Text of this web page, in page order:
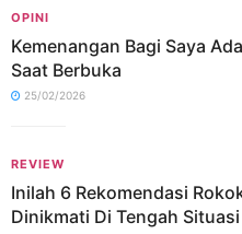
OPINI
Kemenangan Bagi Saya
Saat Berbuka
25/02/2026
REVIEW
Inilah 6 Rekomendasi
Dinikmati Di Tengah